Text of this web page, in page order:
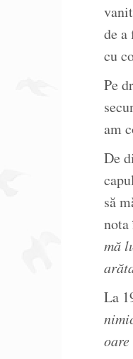
de a
cu
Pe
am
De
să
mă
La